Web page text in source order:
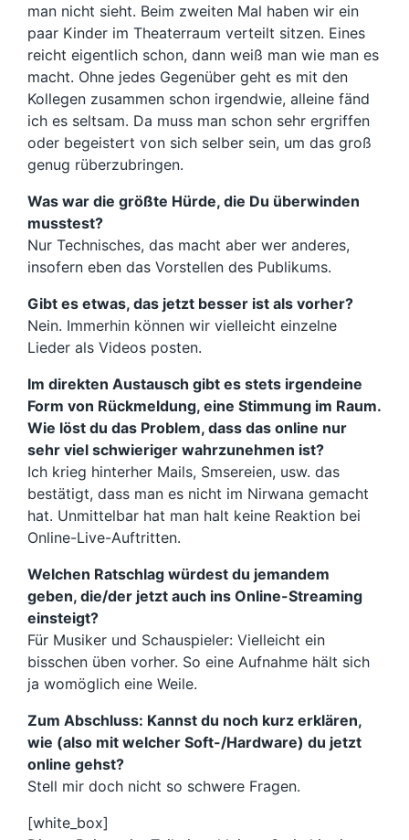
man nicht sieht. Beim zweiten Mal haben wir ein
paar Kinder im Theaterraum verteilt sitzen. Eines
reicht eigentlich schon, dann weiß man wie man es
macht. Ohne jedes Gegenüber geht es mit den
Kollegen zusammen schon irgendwie, alleine fänd
ich es seltsam. Da muss man schon sehr ergriffen
oder begeistert von sich selber sein, um das groß
genug rüberzubringen.
Was war die größte Hürde, die Du überwinden
musstest?
Nur Technisches, das macht aber wer anderes,
insofern eben das Vorstellen des Publikums.
Gibt es etwas, das jetzt besser ist als vorher?
Nein. Immerhin können wir vielleicht einzelne
Lieder als Videos posten.
Im direkten Austausch gibt es stets irgendeine
Form von Rückmeldung, eine Stimmung im Raum.
Wie löst du das Problem, dass das online nur
sehr viel schwieriger wahrzunehmen ist?
Ich krieg hinterher Mails, Smsereien, usw. das
bestätigt, dass man es nicht im Nirwana gemacht
hat. Unmittelbar hat man halt keine Reaktion bei
Online-Live-Auftritten.
Welchen Ratschlag würdest du jemandem
geben, die/der jetzt auch ins Online-Streaming
einsteigt?
Für Musiker und Schauspieler: Vielleicht ein
bisschen üben vorher. So eine Aufnahme hält sich
ja womöglich eine Weile.
Zum Abschluss: Kannst du noch kurz erklären,
wie (also mit welcher Soft-/Hardware) du jetzt
online gehst?
Stell mir doch nicht so schwere Fragen.
[white_box]